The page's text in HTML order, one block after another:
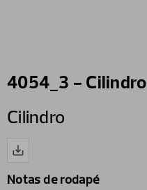
4054_3 - Cilindro
Cilindro
Notas de rodapé